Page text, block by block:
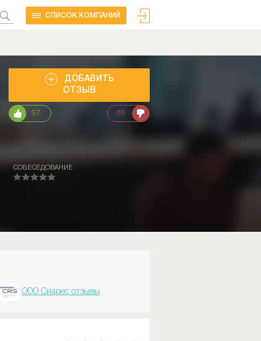
CПИСОК КОМПАНИЙ
ДОБАВИТЬ
ОТЗЫВ
97 88
СОБЕСЕДОВАНИЕ
ООО Сиарес отзывы